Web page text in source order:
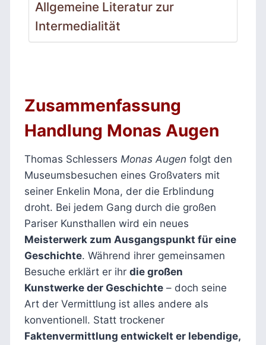
Allgemeine Literatur zur
Intermedialität
Zusammenfassung
Handlung Monas Augen
Thomas Schlessers Monas Augen folgt den
Museumsbesuchen eines Großvaters mit
seiner Enkelin Mona, der die Erblindung
droht. Bei jedem Gang durch die großen
Pariser Kunsthallen wird ein neues
Meisterwerk zum Ausgangspunkt für eine
Geschichte. Während ihrer gemeinsamen
Besuche erklärt er ihr die großen
Kunstwerke der Geschichte– doch seine
Art der Vermittlung ist alles andere als
konventionell. Statt trockener
Faktenvermittlung entwickelt er lebendige,